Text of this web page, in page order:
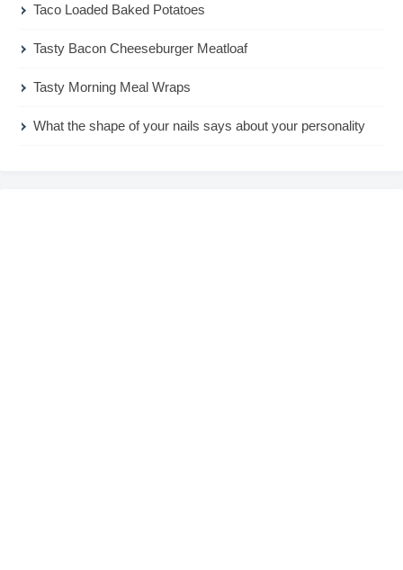
Taco Loaded Baked Potatoes
Tasty Bacon Cheeseburger Meatloaf
Tasty Morning Meal Wraps
What the shape of your nails says about your personality